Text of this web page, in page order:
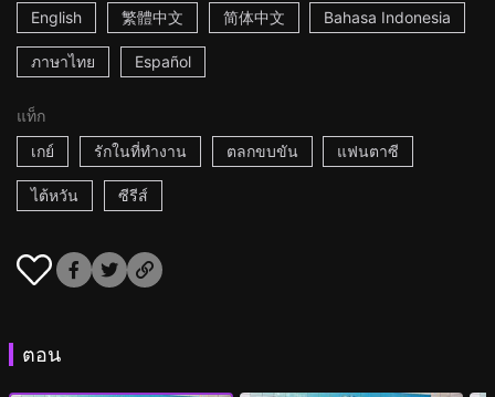
English
繁體中文 简体中文 Bahasa Indonesia
ภาษาไทย Español
แท็ก
เกย์
รักในที่ทำงาน ตลกขบขัน แฟนตาซี
ไต้หวัน ซีรีส์
ตอน